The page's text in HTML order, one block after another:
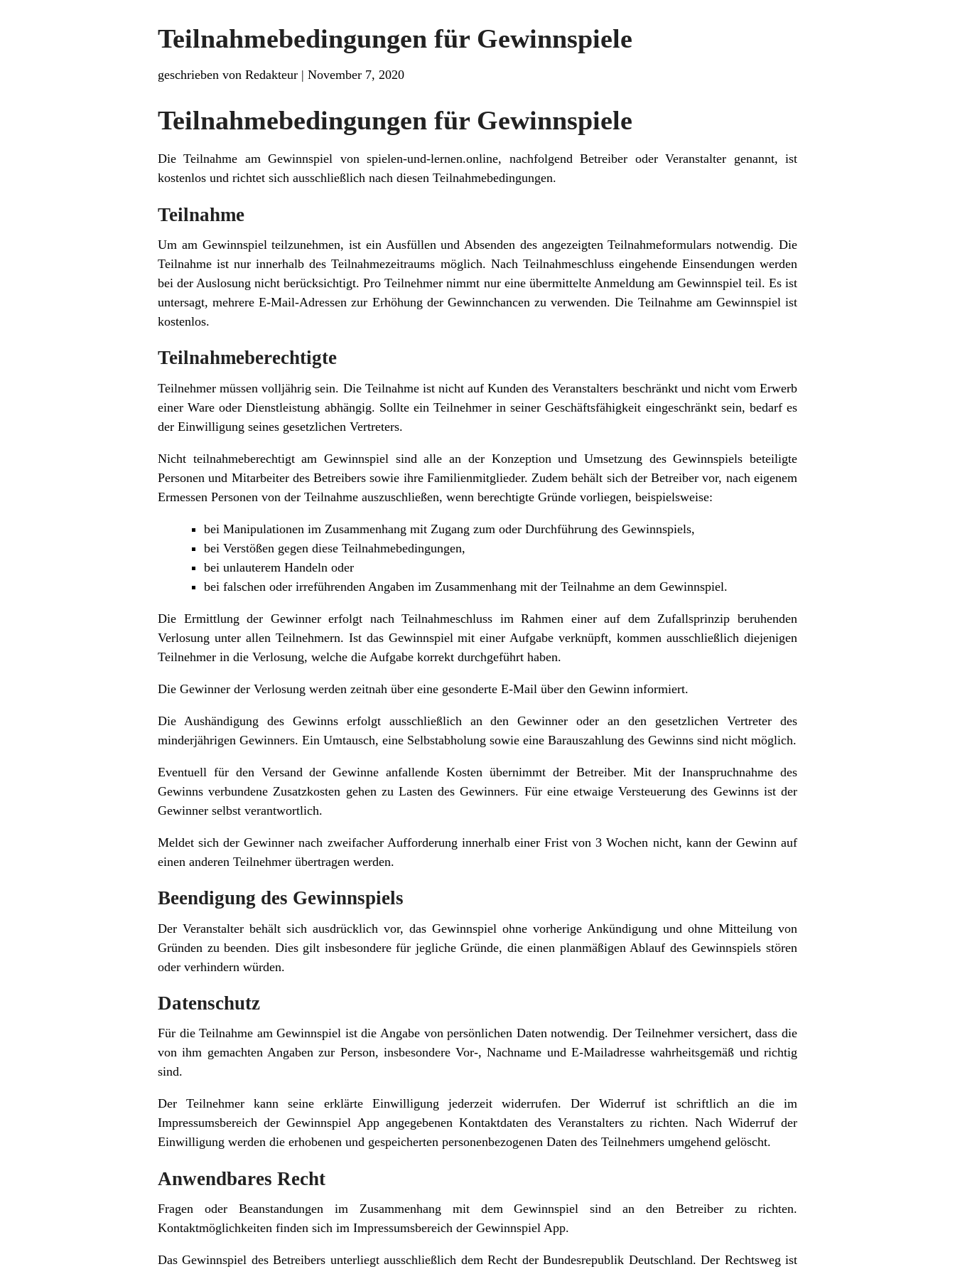
Teilnahmebedingungen für Gewinnspiele
geschrieben von Redakteur | November 7, 2020
Teilnahmebedingungen für Gewinnspiele
Die Teilnahme am Gewinnspiel von spielen-und-lernen.online, nachfolgend Betreiber oder Veranstalter genannt, ist
kostenlos und richtet sich ausschließlich nach diesen Teilnahmebedingungen.
Teilnahme
Um am Gewinnspiel teilzunehmen, ist ein Ausfüllen und Absenden des angezeigten Teilnahmeformulars notwendig. Die
Teilnahme ist nur innerhalb des Teilnahmezeitraums möglich. Nach Teilnahmeschluss eingehende Einsendungen werden
bei der Auslosung nicht berücksichtigt. Pro Teilnehmer nimmt nur eine übermittelte Anmeldung am Gewinnspiel teil. Es ist
untersagt, mehrere E-Mail-Adressen zur Erhöhung der Gewinnchancen zu verwenden. Die Teilnahme am Gewinnspiel ist
kostenlos.
Teilnahmeberechtigte
Teilnehmer müssen volljährig sein. Die Teilnahme ist nicht auf Kunden des Veranstalters beschränkt und nicht vom Erwerb
einer Ware oder Dienstleistung abhängig. Sollte ein Teilnehmer in seiner Geschäftsfähigkeit eingeschränkt sein, bedarf es
der Einwilligung seines gesetzlichen Vertreters.
Nicht teilnahmeberechtigt am Gewinnspiel sind alle an der Konzeption und Umsetzung des Gewinnspiels beteiligte
Personen und Mitarbeiter des Betreibers sowie ihre Familienmitglieder. Zudem behält sich der Betreiber vor, nach eigenem
Ermessen Personen von der Teilnahme auszuschließen, wenn berechtigte Gründe vorliegen, beispielsweise:
bei Manipulationen im Zusammenhang mit Zugang zum oder Durchführung des Gewinnspiels,
bei Verstößen gegen diese Teilnahmebedingungen,
bei unlauterem Handeln oder
bei falschen oder irreführenden Angaben im Zusammenhang mit der Teilnahme an dem Gewinnspiel.
Die Ermittlung der Gewinner erfolgt nach Teilnahmeschluss im Rahmen einer auf dem Zufallsprinzip beruhenden
Verlosung unter allen Teilnehmern. Ist das Gewinnspiel mit einer Aufgabe verknüpft, kommen ausschließlich diejenigen
Teilnehmer in die Verlosung, welche die Aufgabe korrekt durchgeführt haben.
Die Gewinner der Verlosung werden zeitnah über eine gesonderte E-Mail über den Gewinn informiert.
Die Aushändigung des Gewinns erfolgt ausschließlich an den Gewinner oder an den gesetzlichen Vertreter des
minderjährigen Gewinners. Ein Umtausch, eine Selbstabholung sowie eine Barauszahlung des Gewinns sind nicht möglich.
Eventuell für den Versand der Gewinne anfallende Kosten übernimmt der Betreiber. Mit der Inanspruchnahme des
Gewinns verbundene Zusatzkosten gehen zu Lasten des Gewinners. Für eine etwaige Versteuerung des Gewinns ist der
Gewinner selbst verantwortlich.
Meldet sich der Gewinner nach zweifacher Aufforderung innerhalb einer Frist von 3 Wochen nicht, kann der Gewinn auf
einen anderen Teilnehmer übertragen werden.
Beendigung des Gewinnspiels
Der Veranstalter behält sich ausdrücklich vor, das Gewinnspiel ohne vorherige Ankündigung und ohne Mitteilung von
Gründen zu beenden. Dies gilt insbesondere für jegliche Gründe, die einen planmäßigen Ablauf des Gewinnspiels stören
oder verhindern würden.
Datenschutz
Für die Teilnahme am Gewinnspiel ist die Angabe von persönlichen Daten notwendig. Der Teilnehmer versichert, dass die
von ihm gemachten Angaben zur Person, insbesondere Vor-, Nachname und E-Mailadresse wahrheitsgemäß und richtig
sind.
Der Teilnehmer kann seine erklärte Einwilligung jederzeit widerrufen. Der Widerruf ist schriftlich an die im
Impressumsbereich der Gewinnspiel App angegebenen Kontaktdaten des Veranstalters zu richten. Nach Widerruf der
Einwilligung werden die erhobenen und gespeicherten personenbezogenen Daten des Teilnehmers umgehend gelöscht.
Anwendbares Recht
Fragen oder Beanstandungen im Zusammenhang mit dem Gewinnspiel sind an den Betreiber zu richten.
Kontaktmöglichkeiten finden sich im Impressumsbereich der Gewinnspiel App.
Das Gewinnspiel des Betreibers unterliegt ausschließlich dem Recht der Bundesrepublik Deutschland. Der Rechtsweg ist